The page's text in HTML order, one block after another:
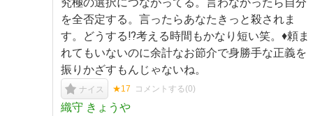
究極の選択につながってる。言わなかったら自分
を全否定する。言ったらあなたきっと殺されま
す。どうする⁉︎考える時間もかなり短い笑。♦︎頼ま
れてもいないのに余計なお節介で身勝手な正義を
振りかざすもんじゃないね。
ナイス ★17 コメントする(0)
織守 きょうや